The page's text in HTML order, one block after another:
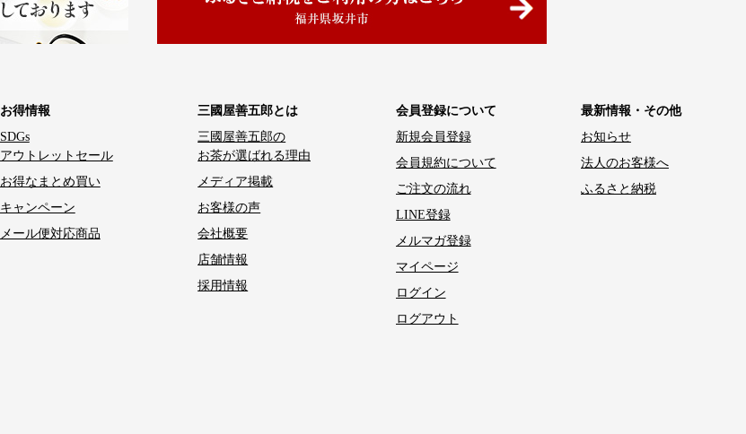
お得情報
SDGs
アウトレットセール
お得なまとめ買い
キャンペーン
メール便対応商品
三國屋善五郎とは
三國屋善五郎の
お茶が選ばれる理由
メディア掲載
お客様の声
会社概要
店舗情報
採用情報
会員登録について
新規会員登録
会員規約について
ご注文の流れ
LINE登録
メルマガ登録
マイページ
ログイン
ログアウト
最新情報・その他
お知らせ
法人のお客様へ
ふるさと納税